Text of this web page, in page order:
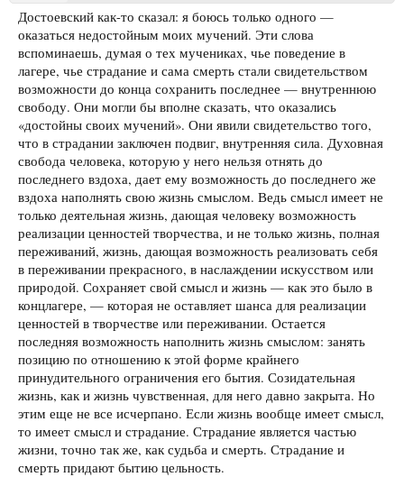
Достоевский как-то сказал: я боюсь только одного —
оказаться недостойным моих мучений. Эти слова
вспоминаешь, думая о тех мучениках, чье поведение в
лагере, чье страдание и сама смерть стали свидетельством
возможности до конца сохранить последнее — внутреннюю
свободу. Они могли бы вполне сказать, что оказались
«достойны своих мучений». Они явили свидетельство того,
что в страдании заключен подвиг, внутренняя сила. Духовная
свобода человека, которую у него нельзя отнять до
последнего вздоха, дает ему возможность до последнего же
вздоха наполнять свою жизнь смыслом. Ведь смысл имеет не
только деятельная жизнь, дающая человеку возможность
реализации ценностей творчества, и не только жизнь, полная
переживаний, жизнь, дающая возможность реализовать себя
в переживании прекрасного, в наслаждении искусством или
природой. Сохраняет свой смысл и жизнь — как это было в
концлагере, — которая не оставляет шанса для реализации
ценностей в творчестве или переживании. Остается
последняя возможность наполнить жизнь смыслом: занять
позицию по отношению к этой форме крайнего
принудительного ограничения его бытия. Созидательная
жизнь, как и жизнь чувственная, для него давно закрыта. Но
этим еще не все исчерпано. Если жизнь вообще имеет смысл,
то имеет смысл и страдание. Страдание является частью
жизни, точно так же, как судьба и смерть. Страдание и
смерть придают бытию цельность.